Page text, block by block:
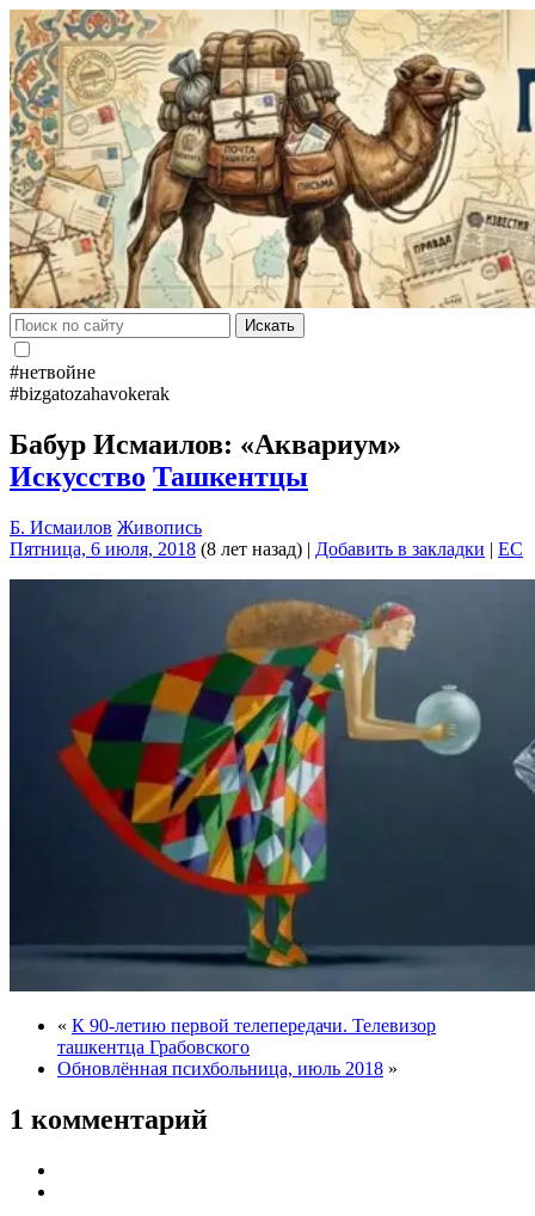
Искать
#нетвойне
#bizgatozahavokerak
Бабур Исмаилов: «Аквариум»
Искусство Ташкентцы
Б. Исмаилов Живопись
Пятница, 6 июля, 2018 (8 лет назад) | Добавить в закладки | EC
« К 90-летию первой телепередачи. Телевизор
ташкентца Грабовского
Обновлённая психбольница, июль 2018 »
1 комментарий